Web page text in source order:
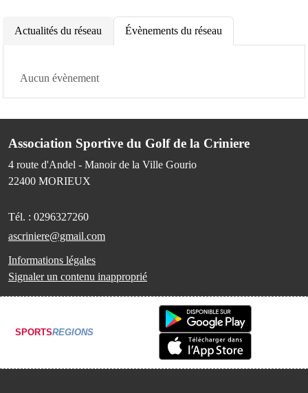
Actualités du réseau Évènements du réseau
Aucun évènement
Association Sportive du Golf de la Criniere
4 route d'Andel - Manoir de la Ville Gourio
22400 MORIEUX
Tél. : 0296327260
ascriniere@gmail.com
Informations légales
Signaler un contenu inapproprié
SPORTSREGIONS